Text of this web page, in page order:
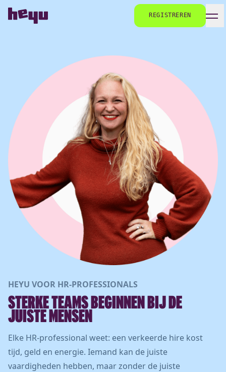
REGISTREREN
HEYU VOOR HR-PROFESSIONALS
STERKE TEAMS BEGINNEN BIJ DE
JUISTE MENSEN
Elke HR-professional weet: een verkeerde hire kost
tijd, geld en energie. Iemand kan de juiste
vaardigheden hebben, maar zonder de juiste